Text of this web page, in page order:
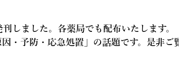
刊しました。各薬局でも配布いたします。
・予防・応急処置」の話題です。是非ご